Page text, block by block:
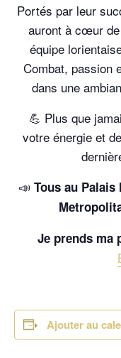
Portés par leur
auront à cœur
équipe
Combat, passion
dans une
💪 Plus que
votre énergie et
📣 Tous au
Je prends ma
Ajouter au